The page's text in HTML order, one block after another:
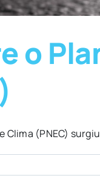
o
Clima (PNEC)